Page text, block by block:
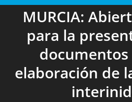
MURCIA:
para la
documentos
elaboración de